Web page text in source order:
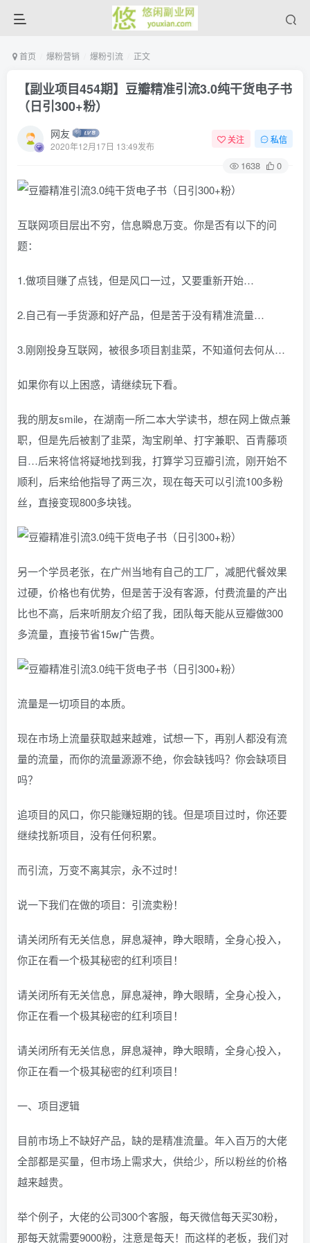
首页 爆粉营销 爆粉引流 正文
【副业项目454期】豆瓣精准引流3.0纯干货电子书
（日引300+粉）
网友
2020年12月17日 13:49发布
关注 私信
1638 0
互联网项目层出不穷，信息瞬息万变。你是否有以下的问
题：
1.做项目赚了点钱，但是风口一过，又要重新开始…
2.自己有一手货源和好产品，但是苦于没有精准流量…
3.刚刚投身互联网，被很多项目割韭菜，不知道何去何从…
如果你有以上困惑，请继续玩下看。
我的朋友smile，在湖南一所二本大学读书，想在网上做点兼
职，但是先后被割了韭菜，淘宝刷单、打字兼职、百青藤项
目…后来将信将疑地找到我，打算学习豆瓣引流，刚开始不
顺利，后来给他指导了两三次，现在每天可以引流100多粉
丝，直接变现800多块钱。
另一个学员老张，在广州当地有自己的工厂，减肥代餐效果
过硬，价格也有优势，但是苦于没有客源，付费流量的产出
比也不高，后来听朋友介绍了我，团队每天能从豆瓣做300
多流量，直接节省15w广告费。
流量是一切项目的本质。
现在市场上流量获取越来越难，试想一下，再别人都没有流
量的流量，而你的流量源源不绝，你会缺钱吗？你会缺项目
吗？
追项目的风口，你只能赚短期的钱。但是项目过时，你还要
继续找新项目，没有任何积累。
而引流，万变不离其宗，永不过时！
说一下我们在做的项目：引流卖粉！
请关闭所有无关信息，屏息凝神，睁大眼睛，全身心投入，
你正在看一个极其秘密的红利项目！
请关闭所有无关信息，屏息凝神，睁大眼睛，全身心投入，
你正在看一个极其秘密的红利项目！
请关闭所有无关信息，屏息凝神，睁大眼睛，全身心投入，
你正在看一个极其秘密的红利项目！
一、项目逻辑
目前市场上不缺好产品，缺的是精准流量。年入百万的大佬
全部都是买量，但市场上需求大，供给少，所以粉丝的价格
越来越贵。
举个例子，大佬的公司300个客服，每天微信每天买30粉，
那每天就需要9000粉，注意是每天！而这样的老板，我们对